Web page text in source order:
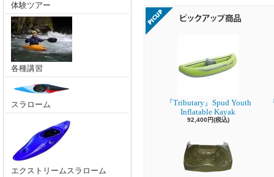
体験ツアー
各種講習
スラローム
エクストリームスラローム
『Tributary』Spud Youth
Inflatable Kayak
92,400円(税込)